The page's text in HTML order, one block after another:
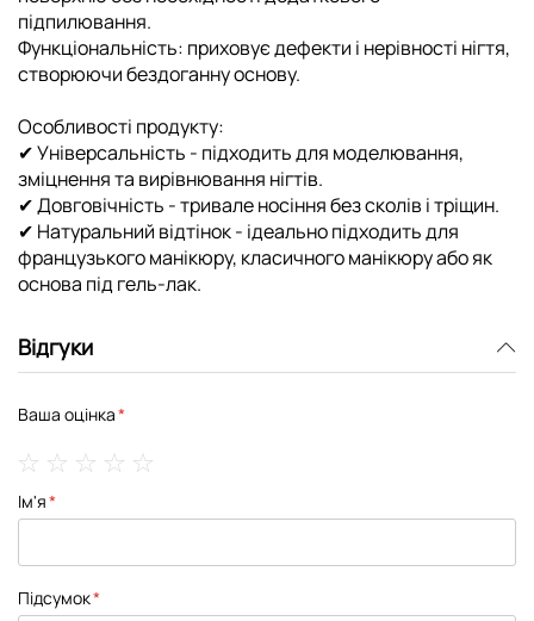
підпилювання.
Функціональність: приховує дефекти і нерівності нігтя,
створюючи бездоганну основу.
Особливості продукту:
✔ Універсальність - підходить для моделювання,
зміцнення та вирівнювання нігтів.
✔ Довговічність - тривале носіння без сколів і тріщин.
✔ Натуральний відтінок - ідеально підходить для
французького манікюру, класичного манікюру або як
основа під гель-лак.
Відгуки
Ваша оцінка
star
stars
stars
stars
stars
Ім'я
Підсумок